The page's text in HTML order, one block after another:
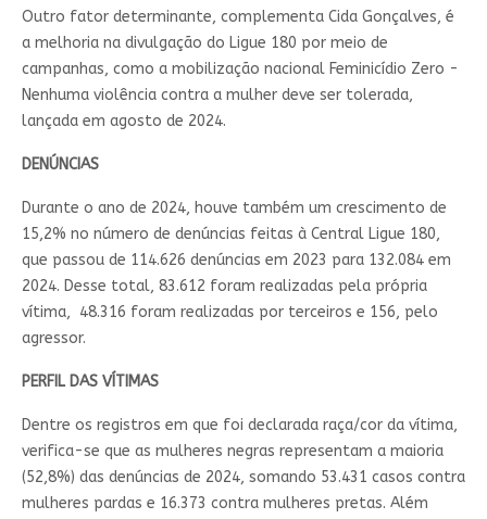
Outro fator determinante, complementa Cida Gonçalves, é
a melhoria na divulgação do Ligue 180 por meio de
campanhas, como a mobilização nacional Feminicídio Zero -
Nenhuma violência contra a mulher deve ser tolerada,
lançada em agosto de 2024.
DENÚNCIAS
Durante o ano de 2024, houve também um crescimento de
15,2% no número de denúncias feitas à Central Ligue 180,
que passou de 114.626 denúncias em 2023 para 132.084 em
2024. Desse total, 83.612 foram realizadas pela própria
vítima, 48.316 foram realizadas por terceiros e 156, pelo
agressor.
PERFIL DAS VÍTIMAS
Dentre os registros em que foi declarada raça/cor da vítima,
verifica-se que as mulheres negras representam a maioria
(52,8%) das denúncias de 2024, somando 53.431 casos contra
mulheres pardas e 16.373 contra mulheres pretas. Além